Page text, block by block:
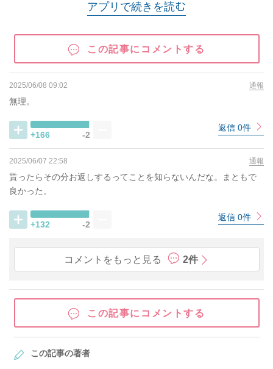
アプリで続きを読む
この記事にコメントする
2025/06/08 09:02 通報
無理。
+166 -2
返信 0件
2025/06/07 22:58 通報
貰ったらその分お返しするってことを知らないんだな。まともで
良かった。
+132 -2
返信 0件
コメントをもっと見る 2件
この記事にコメントする
この記事の著者